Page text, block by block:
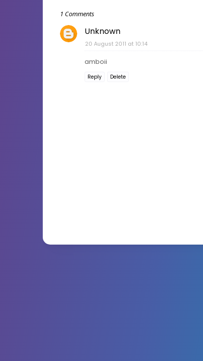
1 Comments
Unknown
20 August 2011 at 10:14
amboii
Reply Delete